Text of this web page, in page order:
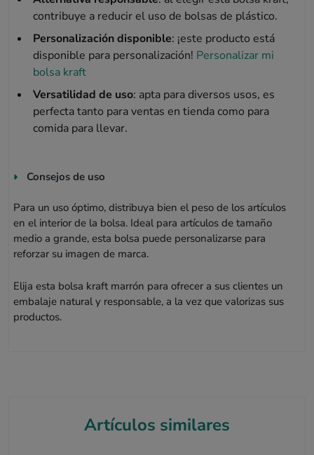
contribuye a reducir el uso de bolsas de plástico.
Personalización disponible: ¡este producto está
disponible para personalización! Personalizar mi
bolsa kraft
Versatilidad de uso: apta para diversos usos, es
perfecta tanto para ventas en tienda como para
comida para llevar.
Consejos de uso
Para un uso óptimo, distribuya bien el peso de los artículos
en el interior de la bolsa. Ideal para artículos de tamaño
medio a grande, esta bolsa puede personalizarse para
reforzar su imagen de marca.
Elija esta bolsa kraft marrón para ofrecer a sus clientes un
embalaje natural y responsable, a la vez que valorizas sus
productos.
Artículos similares